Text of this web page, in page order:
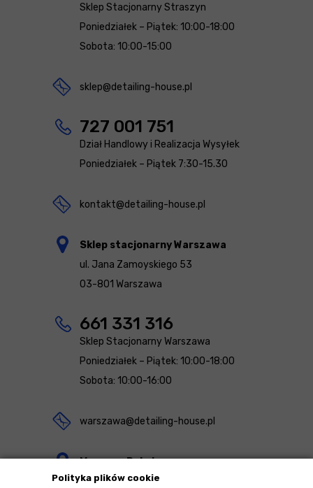
Polityka plików cookie
Sklep Stacjonarny Straszyn
Poniedziałek – Piątek: 10:00-18:00
Sobota: 10:00-15:00
sklep@detailing-house.pl
727 001 751
Dział Handlowy i Realizacja Wysyłek
Poniedziałek – Piątek 7:30-15.30
kontakt@detailing-house.pl
Sklep stacjonarny Warszawa
ul. Jana Zamoyskiego 53
03-801 Warszawa
661 331 316
Sklep Stacjonarny Warszawa
Poniedziałek – Piątek: 10:00-18:00
Sobota: 10:00-16:00
warszawa@detailing-house.pl
Magazyn Rekcin
Nomos Sp. z o.o. sp.k.